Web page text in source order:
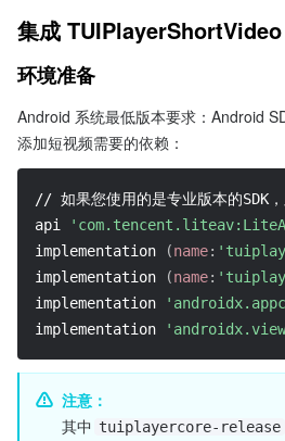
集成
环境准备
Android 系统最低版本要求：Android
添加短视频需要的依赖：
// 如果您使用的是专业版本的SDK
api
implementation
(name:
implementation
(name:
implementation
implementation
注意：
其中 tuiplayercore-release